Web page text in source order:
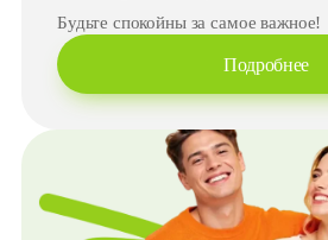
Будьте спокойны за самое важное!
Подробнее